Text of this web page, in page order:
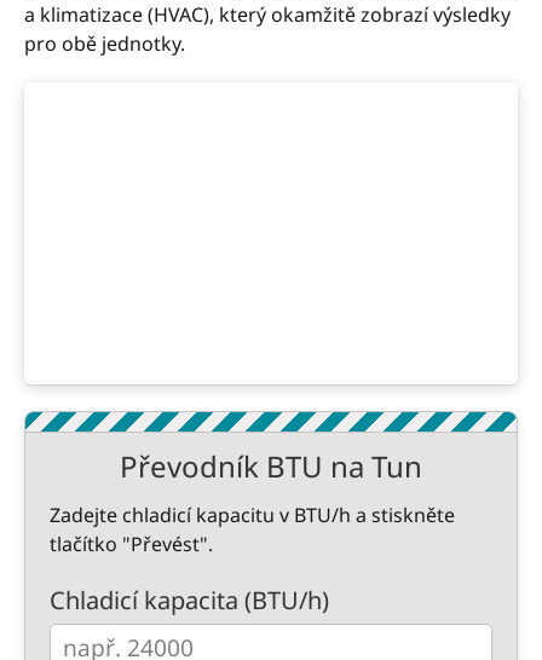
a klimatizace (HVAC), který okamžitě zobrazí výsledky
pro obě jednotky.
Převodník BTU na Tun
Zadejte chladicí kapacitu v BTU/h a stiskněte
tlačítko "Převést".
Chladicí kapacita (BTU/h)